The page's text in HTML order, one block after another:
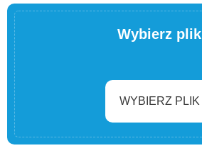
Wybierz plik
WYBIERZ PLIK